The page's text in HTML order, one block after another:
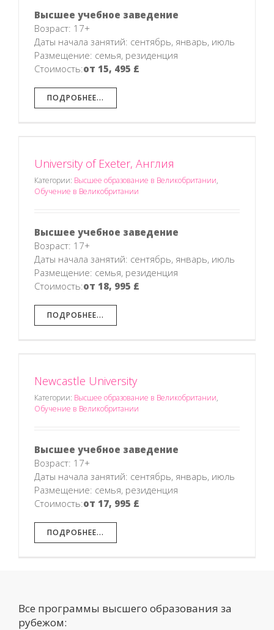
Высшее учебное заведение
Возраст: 17+
Даты начала занятий: сентябрь, январь, июль
Размещение: семья, резиденция
Стоимость:от 15, 495 £
ПОДРОБНЕЕ...
University of Exeter, Англия
Категории: Высшее образование в Великобритании,
Обучение в Великобритании
Высшее учебное заведение
Возраст: 17+
Даты начала занятий: сентябрь, январь, июль
Размещение: семья, резиденция
Стоимость:от 18, 995 £
ПОДРОБНЕЕ...
Newcastle University
Категории: Высшее образование в Великобритании,
Обучение в Великобритании
Высшее учебное заведение
Возраст: 17+
Даты начала занятий: сентябрь, январь, июль
Размещение: семья, резиденция
Стоимость:от 17, 995 £
ПОДРОБНЕЕ...
Все программы высшего образования за
рубежом: